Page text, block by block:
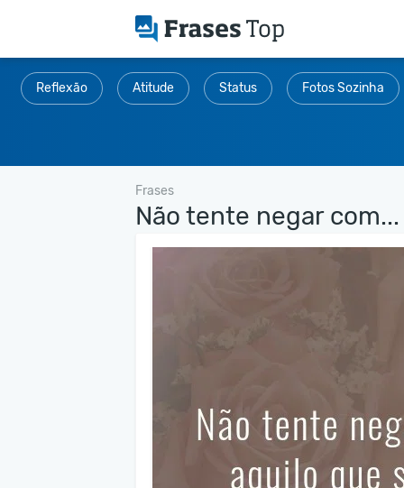
Reflexão Atitude Status Fotos Sozinha
Frases
Não tente negar com...